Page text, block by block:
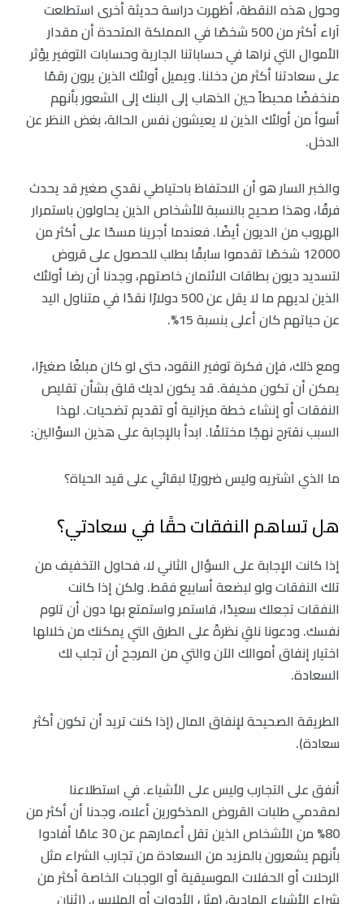
وحول هذه النقطة، أظهرت دراسة حديثة أخرى استطلعت
آراء أكثر من 500 شخصًا في المملكة المتحدة أن مقدار
الأموال التي نراها في حساباتنا الجارية وحسابات التوفير يؤثر
على سعادتنا أكثر من دخلنا. ويميل أولئك الذين يرون رقمًا
منخفضًا محبطاً حين الذهاب إلى البنك إلى الشعور بأنهم
أسوأ من أولئك الذين لا يعيشون نفس الحالة، بغض النظر عن
الدخل.
والخبر السار هو أن الاحتفاظ باحتياطي نقدي صغير قد يحدث
فرقًا، وهذا صحيح بالنسبة للأشخاص الذين يحاولون باستمرار
الهروب من الديون أيضًا. فعندما أجرينا مسحًا على أكثر من
12000 شخصًا تقدموا سابقًا بطلب للحصول على قروض
لتسديد ديون بطاقات الائتمان خاصتهم، وجدنا أن رضا أولئك
الذين لديهم ما لا يقل عن 500 دولارًا نقدًا في متناول اليد
عن حياتهم كان أعلى بنسبة 15%.
ومع ذلك، فإن فكرة توفير النقود، حتى لو كان مبلغًا صغيرًا،
يمكن أن تكون مخيفة. قد يكون لديك قلق بشأن تقليص
النفقات أو إنشاء خطة ميزانية أو تقديم تضحيات. لهذا
السبب نقترح نهجًا مختلفًا. ابدأ بالإجابة على هذين السؤالين:
ما الذي اشتريه وليس ضروريًا لبقائي على قيد الحياة؟
هل تساهم النفقات حقًا في سعادتي؟
إذا كانت الإجابة على السؤال الثاني لا، فحاول التخفيف من
تلك النفقات ولو لبضعة أسابيع فقط. ولكن إذا كانت
النفقات تجعلك سعيدًا، فاستمر واستمتع بها دون أن تلوم
نفسك. ودعونا نلقِ نظرةً على الطرق التي يمكنك من خلالها
اختيار إنفاق أموالك الآن والتي من المرجح أن تجلب لك
السعادة.
الطريقة الصحيحة لإنفاق المال (إذا كنت تريد أن تكون أكثر
سعادة).
أنفق على التجارب وليس على الأشياء. في استطلاعنا
لمقدمي طلبات القروض المذكورين أعلاه، وجدنا أن أكثر من
80% من الأشخاص الذين تقل أعمارهم عن 30 عامًا أفادوا
بأنهم يشعرون بالمزيد من السعادة من تجارب الشراء مثل
الرحلات أو الحفلات الموسيقية أو الوجبات الخاصة أكثر من
شراء الأشياء المادية، (مثل الأدوات أو الملابس. (اثنان